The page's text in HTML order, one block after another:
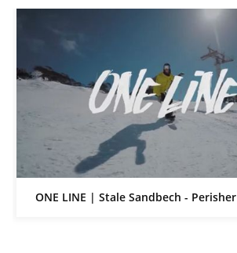
ONE LINE | Stale Sandbech - Perisher